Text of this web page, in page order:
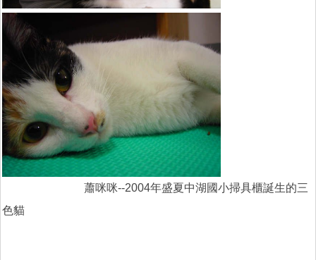
蕭咪咪--2004年盛夏中湖國小掃具櫃誕生的三
色貓